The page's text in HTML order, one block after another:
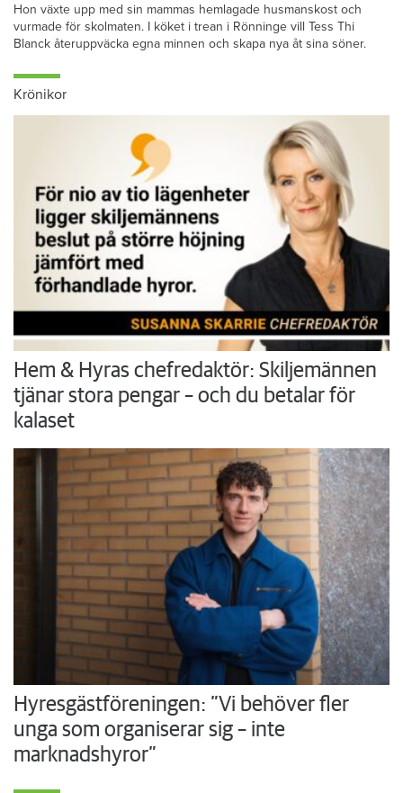
Hon växte upp med sin mammas hemlagade husmanskost och
vurmade för skolmaten. I köket i trean i Rönninge vill Tess Thi
Blanck återuppväcka egna minnen och skapa nya åt sina söner.
Krönikor
Hem & Hyras chefredaktör: Skiljemännen
tjänar stora pengar – och du betalar för
kalaset
Hyresgästföreningen: ”Vi behöver fler
unga som organiserar sig – inte
marknadshyror”